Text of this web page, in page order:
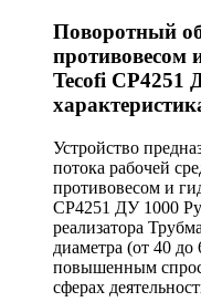
Поворотный
противовесом
Tecofi CP4251
Устройство
потока рабочей
противовесом и
CP4251 ДУ 1000
реализатора
диаметра (от 40
повышенным
сферах